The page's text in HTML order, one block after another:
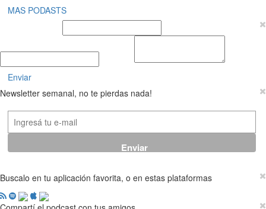
MAS PODASTS
Enviar
Newsletter semanal, no te pierdas nada!
Buscalo en tu aplicación favorita, o en estas plataformas